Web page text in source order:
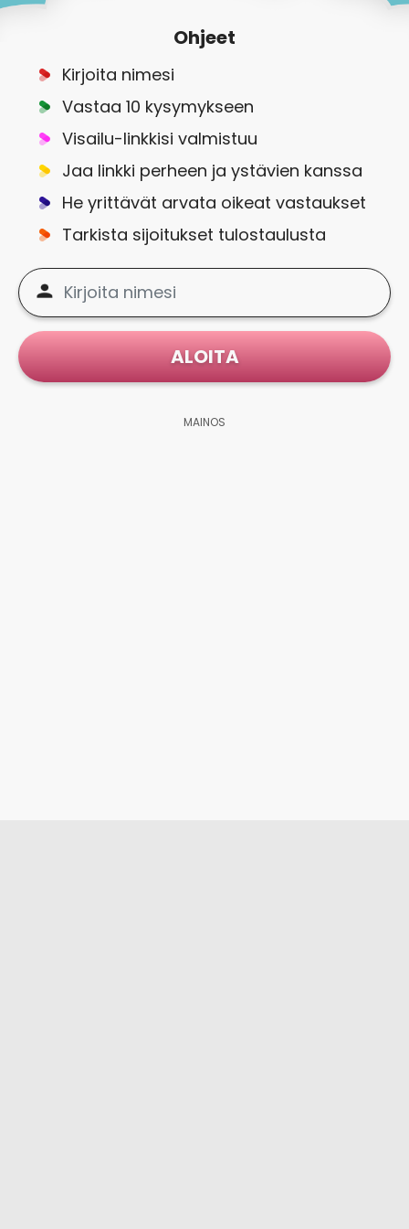
Ohjeet
Kirjoita nimesi
Vastaa 10 kysymykseen
Visailu-linkkisi valmistuu
Jaa linkki perheen ja ystävien kanssa
He yrittävät arvata oikeat vastaukset
Tarkista sijoitukset tulostaulusta
ALOITA